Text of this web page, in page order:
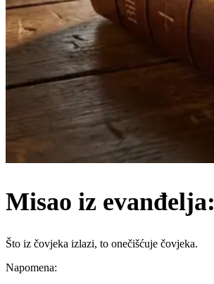
Misao iz evanđelja:
Što iz čovjeka izlazi, to onečišćuje čovjeka.
Napomena: